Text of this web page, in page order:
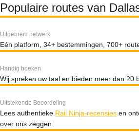
Populaire routes van
Uitgebreid netwerk
Eén platform, 34+ bestemmingen, 700+
Handig boeken
Wij spreken uw taal en bieden meer dan 20
Uitstekende Beoordeling
Lees authentieke Rail Ninja-recensies en
over ons zeggen.